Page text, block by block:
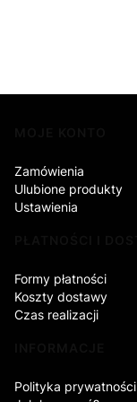
Zamówienia
Ulubione produkty
Ustawienia
Formy płatności
Koszty dostawy
Czas realizacji
Polityka prywatności